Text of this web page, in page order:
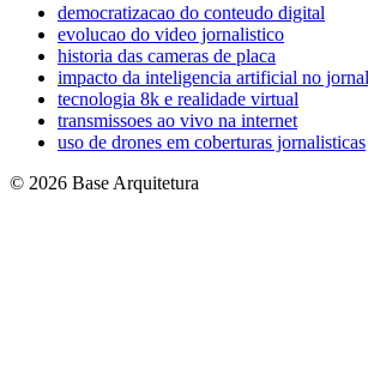
democratizacao do conteudo digital
evolucao do video jornalistico
historia das cameras de placa
impacto da inteligencia artificial no
tecnologia 8k e realidade virtual
transmissoes ao vivo na internet
uso de drones em coberturas jornalisticas
© 2026 Base Arquitetura